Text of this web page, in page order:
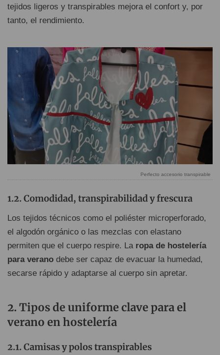
tejidos ligeros y transpirables mejora el confort y, por
tanto, el rendimiento.
Perfecto accesorio transpirable
Comodidad, transpirabilidad y frescura
Los tejidos técnicos como el poliéster microperforado,
el algodón orgánico o las mezclas con elastano
permiten que el cuerpo respire. La ropa de hostelería
para verano debe ser capaz de evacuar la humedad,
secarse rápido y adaptarse al cuerpo sin apretar.
Tipos de uniforme clave para el
verano en hostelería
Camisas y polos transpirables